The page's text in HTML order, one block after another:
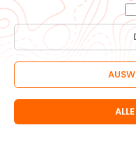
Support / Hotline
07161-5050815